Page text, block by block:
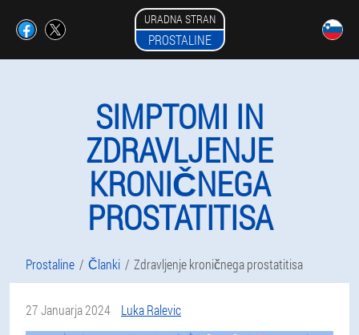
URADNA STRAN
PROSTALINE
SIMPTOMI IN
ZDRAVLJENJE
KRONIČNEGA
PROSTATITISA
Prostaline Članki Zdravljenje kroničnega prostatitisa
27 Januarja 2024 Luka Ralevic